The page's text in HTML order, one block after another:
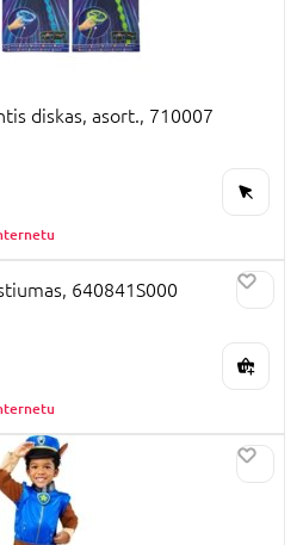
diskas, asort., 710007
640841S000